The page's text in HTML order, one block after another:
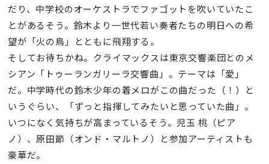
だり、中学校のオーケストラでファゴットを吹いていたこ
とがあるそう。鈴木より一世代若い奏者たちの明日への希
望が「火の鳥」とともに飛翔する。
そしてお待ちかね。クライマックスは東京交響楽団とのメ
シアン「トゥーランガリーラ交響曲」。テーマは「愛」
だ。中学時代の鈴木少年の着メロがこの曲だった（！）と
いうぐらい、「ずっと指揮してみたいと思っていた曲」。
いつになく気持ちが高まっているそう。児玉 桃（ピア
ノ）、原田節（オンド・マルトノ）と参加アーティストも
豪華だ。